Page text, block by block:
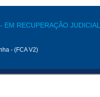
EM RECUPERAÇÃO
- (FCA V2)